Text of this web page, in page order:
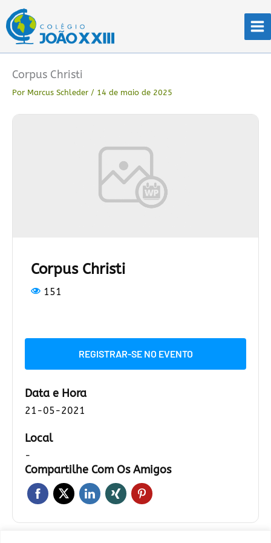
para
conteúdo
Corpus Christi
Por Marcus Schleder / 14 de maio de 2025
Corpus Christi
151
REGISTRAR-SE NO EVENTO
Data e Hora
21-05-2021
Local
-
Compartilhe Com Os Amigos